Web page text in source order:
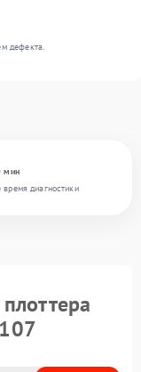
мин
время диагностики
дефекта.